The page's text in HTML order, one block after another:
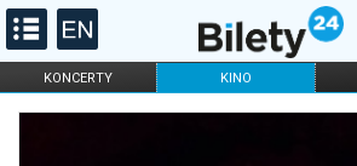
KONCERTY KINO
FILHARMONIA OPERA I BALET